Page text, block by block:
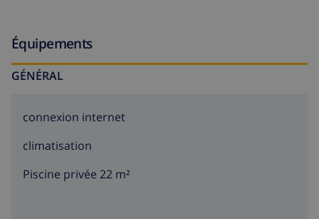
Équipements
GÉNÉRAL
connexion internet
climatisation
Piscine privée 22 m²